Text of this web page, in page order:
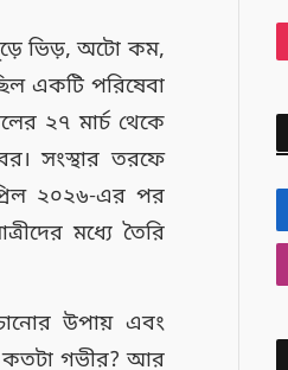
ভিড়, অটো কম,
একটি পরিষেবা
২৭ মার্চ থেকে
সংস্থার তরফে
২০২৬-এর পর
মধ্যে তৈরি
উপায় এবং
কতটা গভীর? আর